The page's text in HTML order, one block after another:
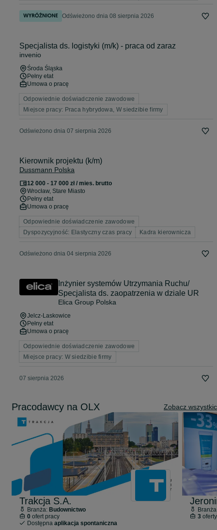
Odświeżono dnia 08 sierpnia 2026
Specjalista ds. logistyki (m/k) - praca od zaraz
invenio
Środa Śląska
Pełny etat
Umowa o pracę
Odpowiednie doświadczenie zawodowe
Miejsce pracy: Praca hybrydowa, W siedzibie firmy
Odświeżono dnia 07 sierpnia 2026
Kierownik projektu (k/m)
Dussmann Polska
12 000 - 17 000 zł / mies. brutto
Wrocław, Stare Miasto
Pełny etat
Umowa o pracę
Odpowiednie doświadczenie zawodowe
Dyspozycyjność: Elastyczny czas pracy
Kadra kierownicza
Odświeżono dnia 04 sierpnia 2026
Inżynier systemów Utrzymania Ruchu/
Specjalista ds. zaopatrzenia w dziale UR
Elica Group Polska
Jelcz-Laskowice
Pełny etat
Umowa o pracę
Odpowiednie doświadczenie zawodowe
Miejsce pracy: W siedzibie firmy
07 sierpnia 2026
Pracodawcy na OLX Zobacz
Trakcja S.A.
Branża: Budownictwo
0 ofert pracy
Dostępna aplikacja spontaniczna
3